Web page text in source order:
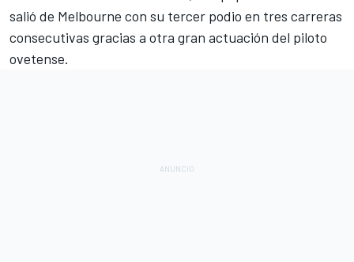
salió de Melbourne con su tercer podio en tres carreras
consecutivas gracias a otra gran actuación del piloto
ovetense.